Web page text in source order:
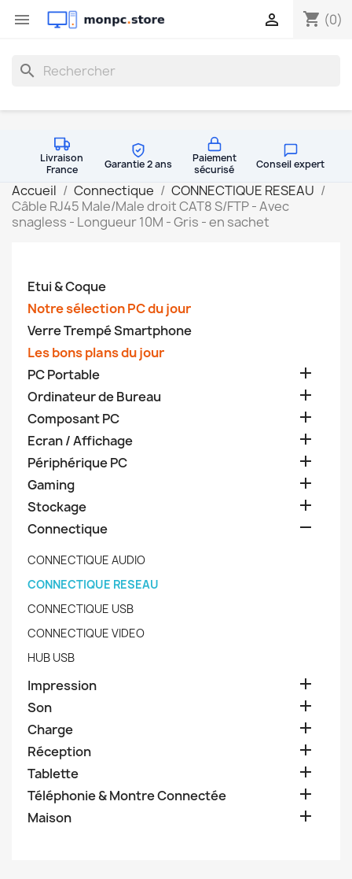
 shopping_cart (0)

search
Livraison
France
Garantie 2 ans
Paiement
sécurisé
Conseil expert
Accueil Connectique
CONNECTIQUE RESEAU
Câble RJ45 Male/Male droit CAT8 S/FTP - Avec
snagless - Longueur 10M - Gris - en sachet
Etui & Coque
Notre sélection PC du jour
Verre Trempé Smartphone
Les bons plans du jour
PC Portable

Ordinateur de Bureau 
Composant PC 
Ecran / Affichage 
Périphérique PC 
Gaming 
Stockage 
Connectique 
CONNECTIQUE AUDIO
CONNECTIQUE RESEAU
CONNECTIQUE USB
CONNECTIQUE VIDEO
HUB USB
Impression 
Son 
Charge 
Réception 
Tablette 
Téléphonie & Montre Connectée 
Maison 